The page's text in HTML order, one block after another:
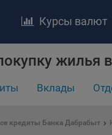
Курсы валют
жилья
Вклады
кредиты Банка Дабрабыт